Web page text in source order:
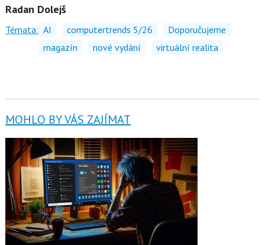
Radan Dolejš
Témata: AI computertrends 5/26
Doporučujeme
magazín
nové vydání virtuální realita
MOHLO BY VÁS ZAJÍMAT